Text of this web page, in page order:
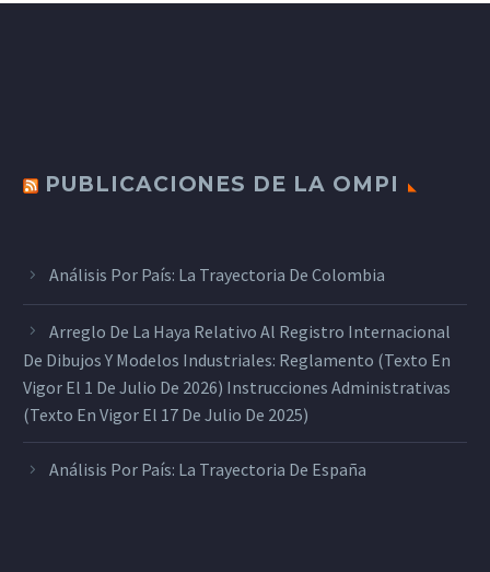
PUBLICACIONES DE LA OMPI
Análisis Por País: La Trayectoria De Colombia
Arreglo De La Haya Relativo Al Registro Internacional
De Dibujos Y Modelos Industriales: Reglamento (texto En
Vigor El 1 De Julio De 2026) Instrucciones Administrativas
(texto En Vigor El 17 De Julio De 2025)
Análisis Por País: La Trayectoria De España